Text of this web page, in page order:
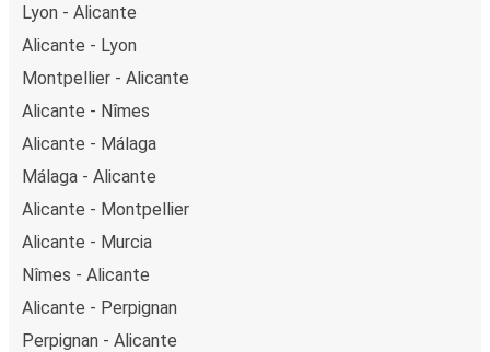
Lyon - Alicante
Alicante - Lyon
Montpellier - Alicante
Alicante - Nîmes
Alicante - Málaga
Málaga - Alicante
Alicante - Montpellier
Alicante - Murcia
Nîmes - Alicante
Alicante - Perpignan
Perpignan - Alicante